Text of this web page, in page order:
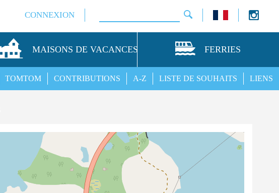
CONNEXION
MAISONS DE VACANCES FERRIES
LIENS
LISTE DE SOUHAITS
A-Z
CONTRIBUTIONS
TOMTOM